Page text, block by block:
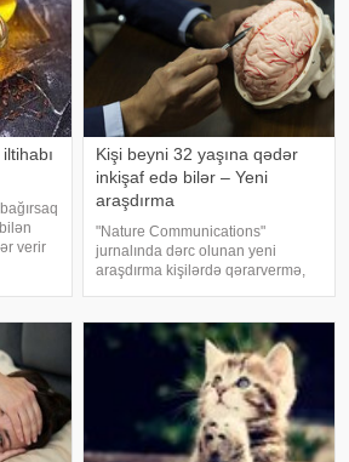
verir
Kişi beyni 32 yaşına qədər
inkişaf edə bilər – Yeni
araşdırma
"Nature Communications"
jurnalında dərc olunan yeni
araşdırma kişilərdə qərarvermə,
olan beyin nahiyələrinin orta
hesabla 32 yaşına qədər inkişa